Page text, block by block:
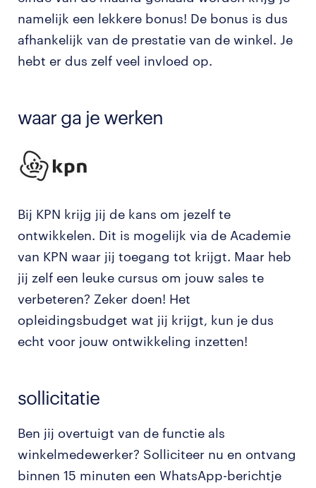
namelijk een lekkere bonus! De bonus is dus
afhankelijk van de prestatie van de winkel. Je
hebt er dus zelf veel invloed op.
waar ga je werken
Bij KPN krijg jij de kans om jezelf te
ontwikkelen. Dit is mogelijk via de Academie
van KPN waar jij toegang tot krijgt. Maar heb
jij zelf een leuke cursus om jouw sales te
verbeteren? Zeker doen! Het
opleidingsbudget wat jij krijgt, kun je dus
echt voor jouw ontwikkeling inzetten!
sollicitatie
Ben jij overtuigt van de functie als
winkelmedewerker? Solliciteer nu en ontvang
binnen 15 minuten een WhatsApp-berichtje